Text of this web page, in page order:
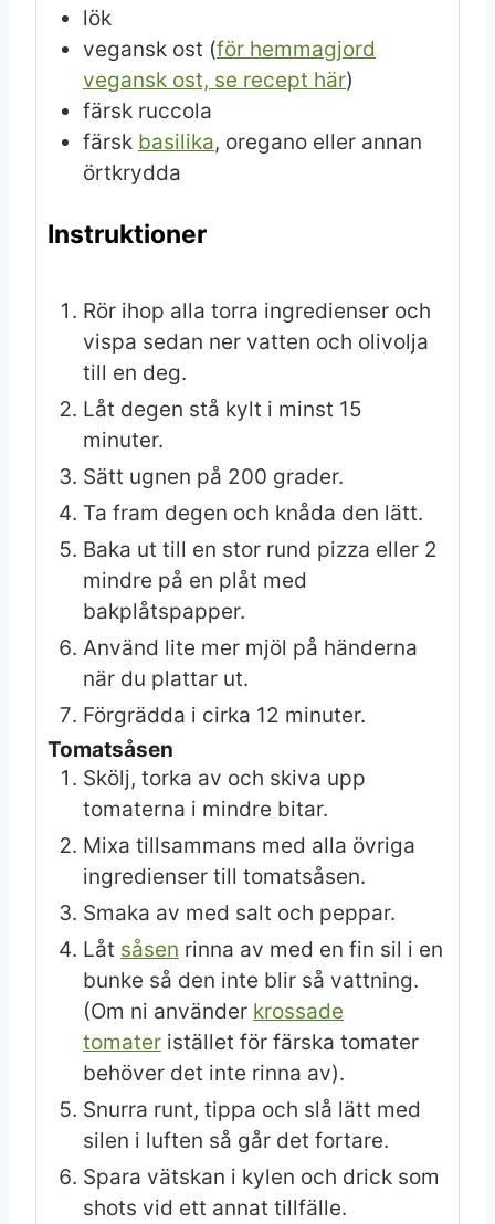
lök
vegansk ost (för hemmagjord
vegansk ost, se recept här)
färsk ruccola
färsk basilika, oregano eller annan
örtkrydda
Instruktioner
Rör ihop alla torra ingredienser och
vispa sedan ner vatten och olivolja
till en deg.
Låt degen stå kylt i minst 15
minuter.
Sätt ugnen på 200 grader.
Ta fram degen och knåda den lätt.
Baka ut till en stor rund pizza eller 2
mindre på en plåt med
bakplåtspapper.
Använd lite mer mjöl på händerna
när du plattar ut.
Förgrädda i cirka 12 minuter.
Tomatsåsen
Skölj, torka av och skiva upp
tomaterna i mindre bitar.
Mixa tillsammans med alla övriga
ingredienser till tomatsåsen.
Smaka av med salt och peppar.
Låt såsen rinna av med en fin sil i en
bunke så den inte blir så vattning.
(Om ni använder krossade
tomater istället för färska tomater
behöver det inte rinna av).
Snurra runt, tippa och slå lätt med
silen i luften så går det fortare.
Spara vätskan i kylen och drick som
shots vid ett annat tillfälle.